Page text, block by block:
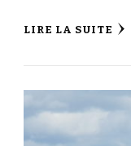
LIRE LA SUITE